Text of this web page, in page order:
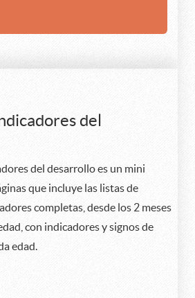
del
del desarrollo es un mini
que incluye las listas de
completas, desde los 2 meses
con indicadores y signos de
edad.